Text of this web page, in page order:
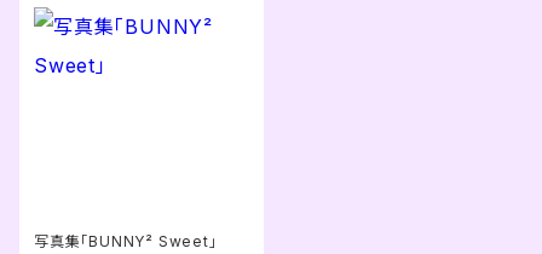
写真集「BUNNY² Sweet」